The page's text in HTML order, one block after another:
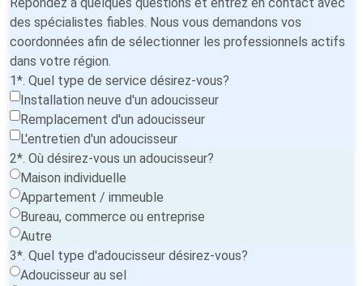
des spécialistes fiables. Nous vous demandons vos
coordonnées afin de sélectionner les professionnels actifs
dans votre région.
1*. Quel type de service désirez-vous?
Installation neuve d'un adoucisseur
Remplacement d'un adoucisseur
L'entretien d'un adoucisseur
2*. Où désirez-vous un adoucisseur?
Maison individuelle
Appartement / immeuble
Bureau, commerce ou entreprise
Autre
3*. Quel type d'adoucisseur désirez-vous?
Adoucisseur au sel